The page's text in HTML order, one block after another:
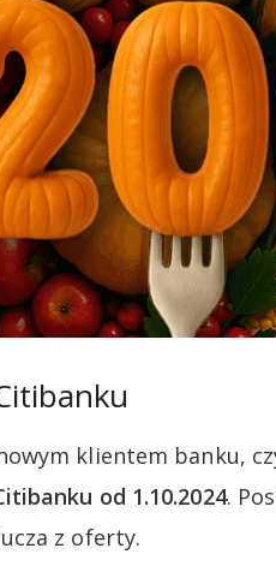
klientem banku,
od 1.10.2024.
z oferty.